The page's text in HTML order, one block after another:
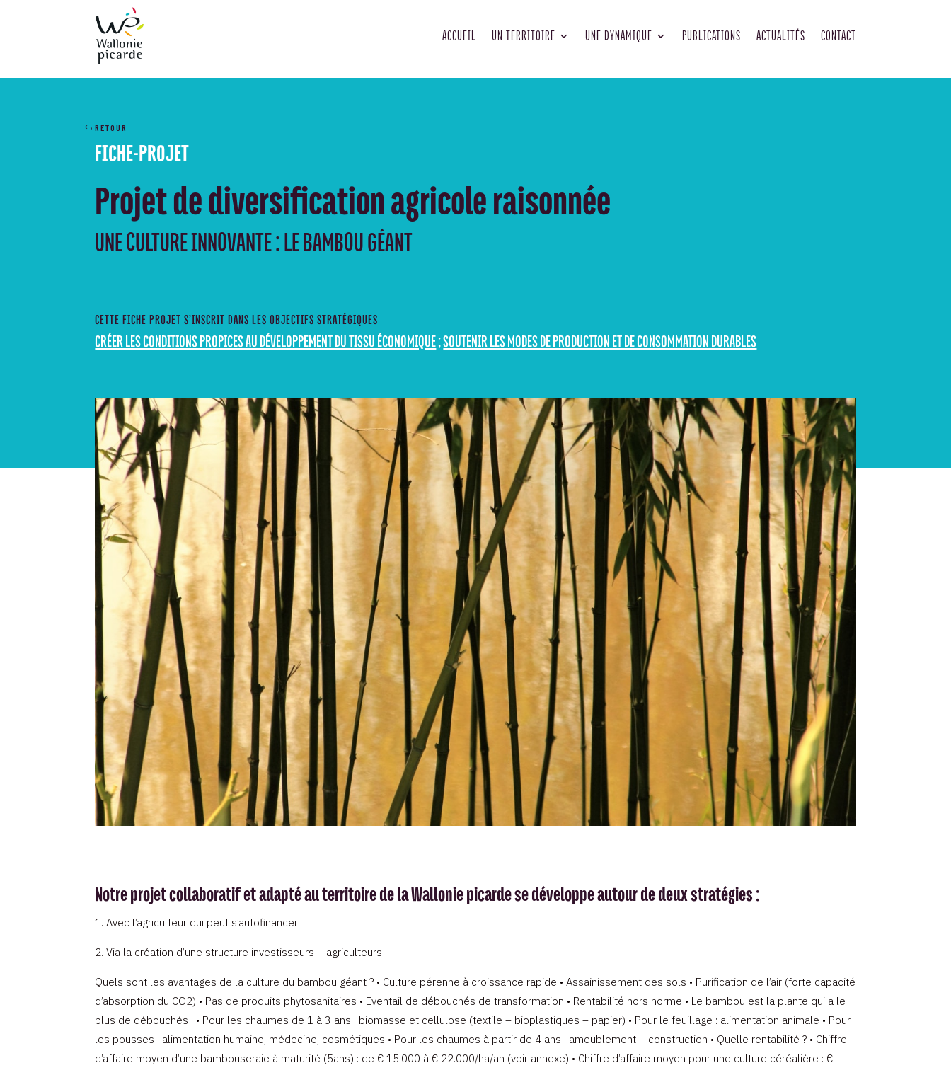
ACCUEIL UN TERRITOIRE UNE DYNAMIQUE PUBLICATIONS ACTUALITÉS CONTACT
RETOUR
FICHE-PROJET
Projet de diversification agricole raisonnée
UNE CULTURE INNOVANTE : LE BAMBOU GÉANT
CETTE FICHE PROJET S’INSCRIT DANS LES OBJECTIFS STRATÉGIQUES
CRÉER LES CONDITIONS PROPICES AU DÉVELOPPEMENT DU TISSU ÉCONOMIQUE;SOUTENIR LES MODES DE PRODUCTION ET DE CONSOMMATION DURABLES
Notre projet collaboratif et adapté au territoire de la Wallonie picarde se développe autour de deux stratégies :
1. Avec l’agriculteur qui peut s’autofinancer
2. Via la création d’une structure investisseurs – agriculteurs
Quels sont les avantages de la culture du bambou géant ? • Culture pérenne à croissance rapide • Assainissement des sols • Purification de l’air (forte capacité
d’absorption du CO2) • Pas de produits phytosanitaires • Eventail de débouchés de transformation • Rentabilité hors norme • Le bambou est la plante qui a le
plus de débouchés : • Pour les chaumes de 1 à 3 ans : biomasse et cellulose (textile – bioplastiques – papier) • Pour le feuillage : alimentation animale • Pour
les pousses : alimentation humaine, médecine, cosmétiques • Pour les chaumes à partir de 4 ans : ameublement – construction • Quelle rentabilité ? • Chiffre
d’affaire moyen d’une bambouseraie à maturité (5ans) : de € 15.000 à € 22.000/ha/an (voir annexe) • Chiffre d’affaire moyen pour une culture céréalière : €